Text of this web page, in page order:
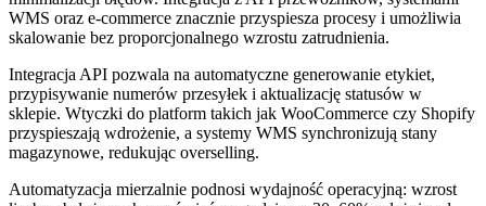
WMS oraz e‑commerce znacznie przyspiesza procesy i umożliwia
skalowanie bez proporcjonalnego wzrostu zatrudnienia.
Integracja API pozwala na automatyczne generowanie etykiet,
przypisywanie numerów przesyłek i aktualizację statusów w
sklepie. Wtyczki do platform takich jak WooCommerce czy Shopify
przyspieszają wdrożenie, a systemy WMS synchronizują stany
magazynowe, redukując overselling.
Automatyzacja mierzalnie podnosi wydajność operacyjną: wzrost